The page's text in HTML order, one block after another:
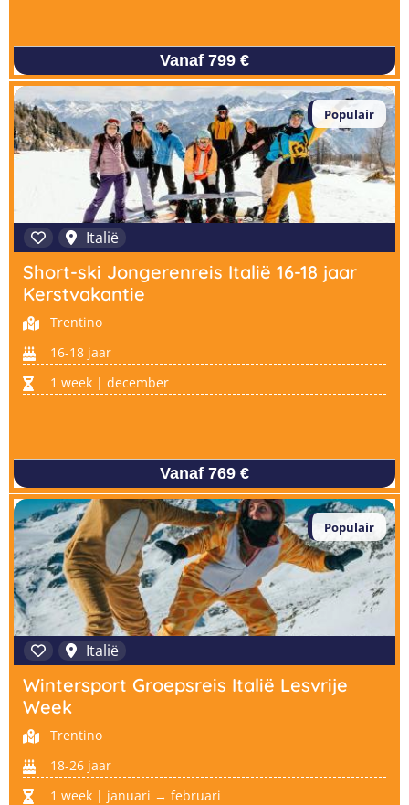
Vanaf 799 €
Populair
Italië
Short-ski Jongerenreis Italië 16-18 jaar
Kerstvakantie
Trentino
16-18 jaar
1 week | december
Vanaf 769 €
Populair
Italië
Wintersport Groepsreis Italië Lesvrije
Week
Trentino
18-26 jaar
1 week | januari → februari